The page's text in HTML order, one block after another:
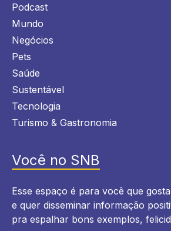
Podcast
Mundo
Negócios
Pets
Saúde
Sustentável
Tecnologia
Turismo & Gastronomia
Você no SNB
Esse espaço é para você que
e quer disseminar informação
pra espalhar bons exemplos,